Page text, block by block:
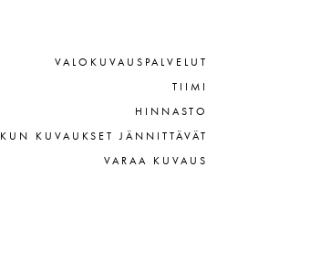
VALOKUVAUSPALVELUT
TIIMI
HINNASTO
KUN KUVAUKSET JÄNNITTÄVÄT
VARAA KUVAUS